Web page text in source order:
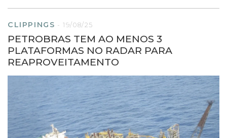
CLIPPINGS -19/08/25
PETROBRAS TEM AO MENOS 3
PLATAFORMAS NO RADAR PARA
REAPROVEITAMENTO